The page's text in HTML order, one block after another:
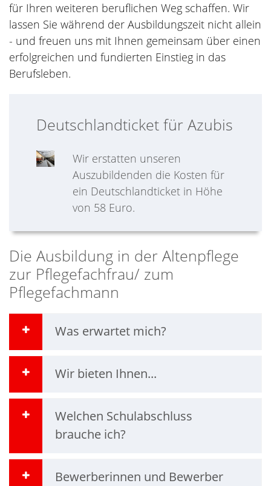
für Ihren weiteren beruflichen Weg schaffen. Wir
lassen Sie während der Ausbildungszeit nicht allein
- und freuen uns mit Ihnen gemeinsam über einen
erfolgreichen und fundierten Einstieg in das
Berufsleben.
Deutschlandticket für Azubis
Wir erstatten unseren
Auszubildenden die Kosten für
ein Deutschlandticket in Höhe
von 58 Euro.
Die Ausbildung in der Altenpflege
zur Pflegefachfrau/ zum
Pflegefachmann
Was erwartet mich?
Wir bieten Ihnen...
Welchen Schulabschluss
brauche ich?
Bewerberinnen und Bewerber